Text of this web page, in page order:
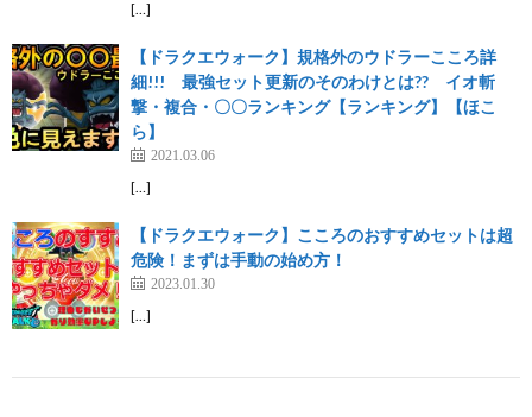
[…]
【ドラクエウォーク】規格外のウドラーこころ詳
細!!! 最強セット更新のそのわけとは?? イオ斬
撃・複合・〇〇ランキング【ランキング】【ほこ
ら】
2021.03.06
[…]
【ドラクエウォーク】こころのおすすめセットは超
危険！まずは手動の始め方！
2023.01.30
[…]